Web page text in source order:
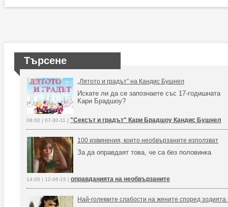
Търсене
„Лятото и градът” на Кандис Бушнел
Искате ли да се запознаете със 17-годишната
Кари Брадшоу?
08:00 | 07-30-11 | "Сексът и градът" Кари Брадшоу Кандис Бушнел
100 извинения, които необвързаните използват
За да оправдаят това, че са без половинка
14:00 | 12-06-15 | оправданията на необвързаните
Най-големите слабости на жените според зодията